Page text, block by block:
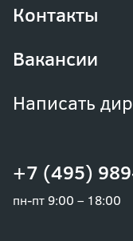
+7 (495)
пн-пт 9:00 – 18:00
Контакты
Вакансии
Написать